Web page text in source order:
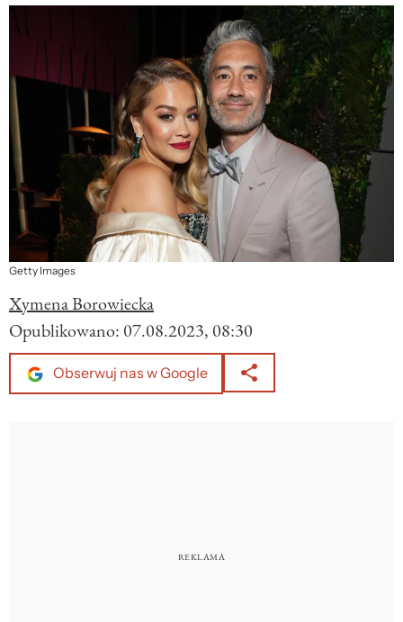
Getty Images
Xymena Borowiecka
Opublikowano: 07.08.2023, 08:30
Obserwuj nas w Google